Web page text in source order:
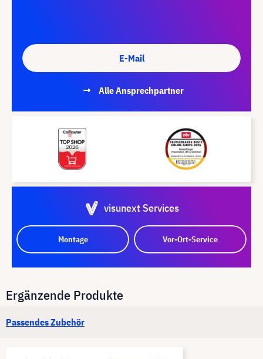
E-Mail
Alle Ansprechpartner
visunext Services
Montage Vor-Ort-Service
Ergänzende Produkte
Passendes Zubehör